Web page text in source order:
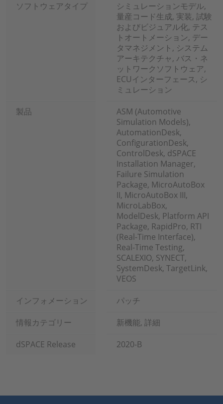
ソフトウェアタイプ
シミュレーションモデル,
量産コード生成, 実装, 試験
およびビジュアル化, テス
トオートメーション, デー
タマネジメント, システム
アーキテクチャ, バス・ネ
ットワークソフトウェア,
ECUインターフェース, シ
ミュレーション
製品
ASM (Automotive
Simulation Models),
AutomationDesk,
ConfigurationDesk,
ControlDesk, dSPACE
Installation Manager,
Failure Simulation
Package, MicroAutoBox
II, MicroAutoBox III,
MicroLabBox,
ModelDesk, Platform API
Package, RapidPro, RTI
(Real-Time Interface),
Real-Time Testing,
SCALEXIO, SYNECT,
SystemDesk, TargetLink,
VEOS
インフォメーション
パッチ
情報カテゴリー
新機能, 詳細
dSPACE Release
2020-B